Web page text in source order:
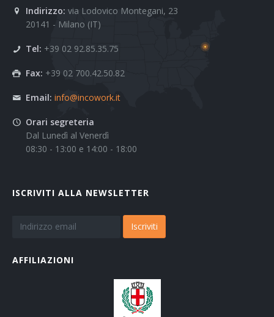
Indirizzo: via Lodovico Montegani, 23
20141 - Milano (IT)
Tel: +39 02 92.85.35.75
Fax: +39 02 700.42.50.82
Email: info@incowork.it
Orari segreteria
Dal Lunedì al Venerdì
08:30 - 13:00 e 14:00 - 18:00
ISCRIVITI ALLA NEWSLETTER
Iscriviti
AFFILIAZIONI